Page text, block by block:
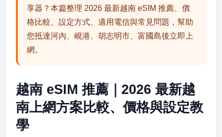
享器？本篇整理 2026 最新越南 eSIM 推薦、價
格比較、設定方式、適用電信與常見問題，幫助
您抵達河內、峴港、胡志明市、富國島後立即上
網。
越南 eSIM 推薦｜2026 最新越
南上網方案比較、價格與設定教
學